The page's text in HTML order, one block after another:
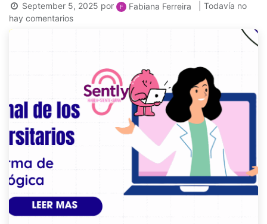
September 5, 2025 por Fabiana Ferreira
| Todavía no
hay comentarios